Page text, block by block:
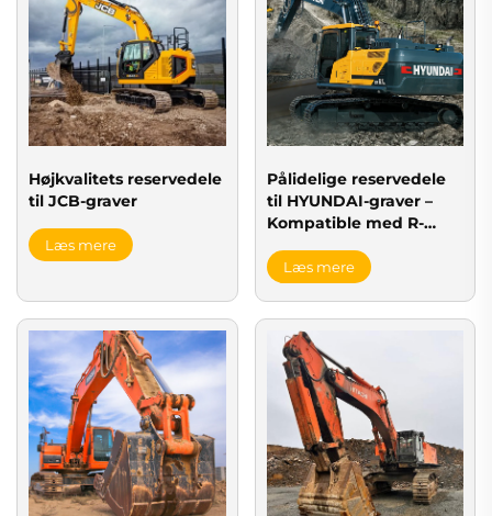
Højkvalitets reservedele
til JCB-graver
Læs mere
Pålidelige reservedele
til HYUNDAI-graver –
Kompatible med R-
Læs mere